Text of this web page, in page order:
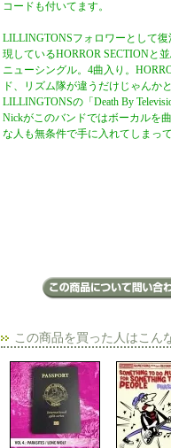
コードも付いてます。
LILLINGTONSフォロワーとして
現しているHORROR SECTIONと
ニューシングル。4曲入り。
ド、リズム隊が違うだけじゃんか
LILLINGTONSの「Death By
Nickがこのバンドではボーカルを
な人も無条件で手に入れてしまっ
この商品を買った人はこん